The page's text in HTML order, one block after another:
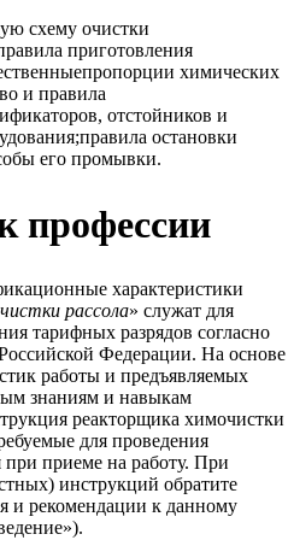
схему очистки
приготовления
химических
и правила
отстойников и
остановки
его промывки.
профессии
характеристики
рассола» служат для
тарифных разрядов согласно
Федерации. На основе
работы и предъявляемых
знаниям и навыкам
реакторщика химочистки
для проведения
при приеме на работу. При
инструкций обратите
и рекомендации к данному